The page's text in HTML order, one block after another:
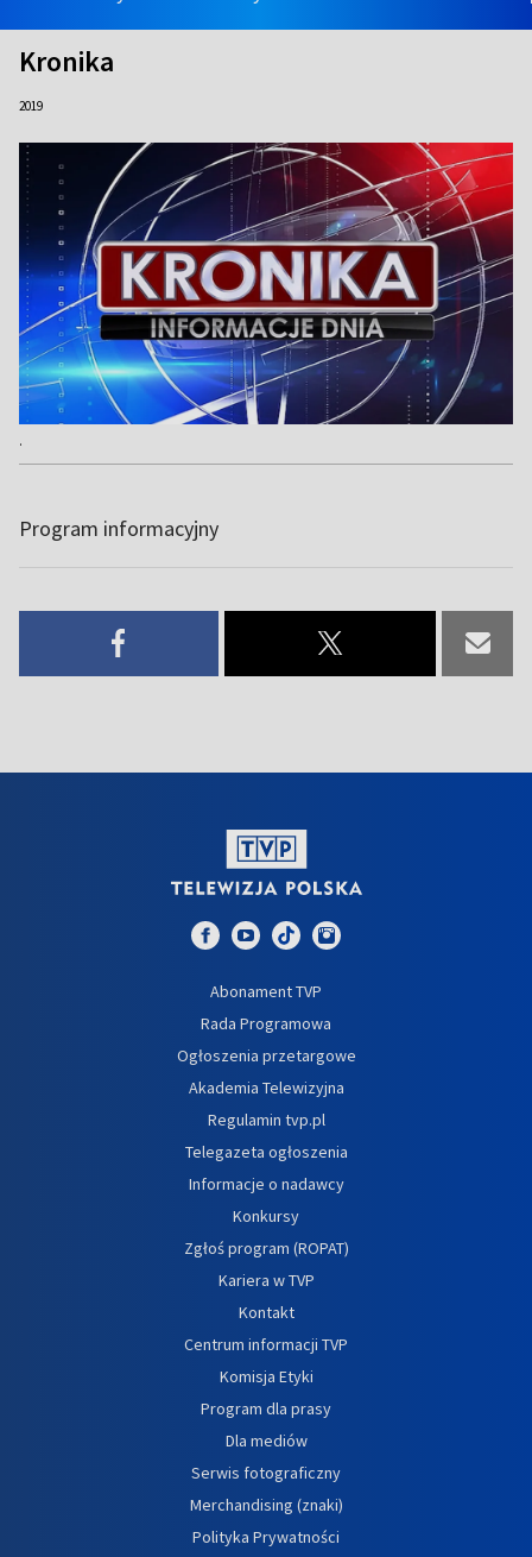
Kronika
2019
.
Program informacyjny
Abonament TVP
Rada Programowa
Ogłoszenia przetargowe
Akademia Telewizyjna
Regulamin tvp.pl
Telegazeta ogłoszenia
Informacje o nadawcy
Konkursy
Zgłoś program (ROPAT)
Kariera w TVP
Kontakt
Centrum informacji TVP
Komisja Etyki
Program dla prasy
Dla mediów
Serwis fotograficzny
Merchandising (znaki)
Polityka Prywatności